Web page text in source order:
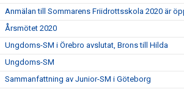
Anmälan till Sommarens Friidrottsskola 2020 är
Årsmötet 2020
Ungdoms-SM i Örebro avslutat, Brons till Hilda
Ungdoms-SM
Sammanfattning av Junior-SM i Göteborg